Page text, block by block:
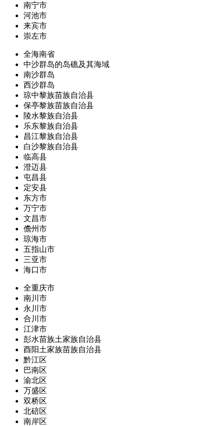
南宁市
河池市
来宾市
崇左市
全海南省
中沙群岛的岛礁及其海域
南沙群岛
西沙群岛
琼中黎族苗族自治县
保亭黎族苗族自治县
陵水黎族自治县
乐东黎族自治县
昌江黎族自治县
白沙黎族自治县
临高县
澄迈县
屯昌县
定安县
东方市
万宁市
文昌市
儋州市
琼海市
五指山市
三亚市
海口市
全重庆市
南川市
永川市
合川市
江津市
彭水苗族土家族自治县
酉阳土家族苗族自治县
黔江区
巴南区
渝北区
万盛区
双桥区
北碚区
南岸区